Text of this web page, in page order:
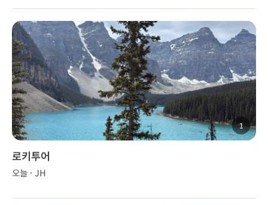
1
로키투어
오늘 · JH